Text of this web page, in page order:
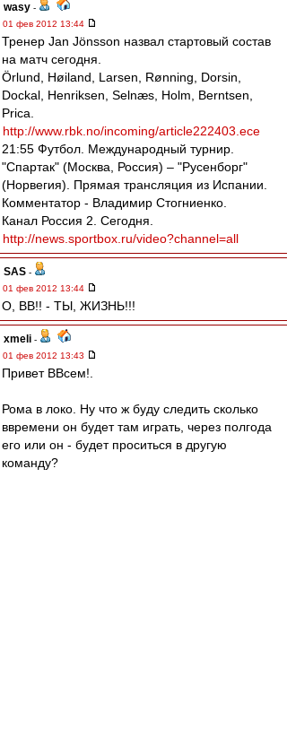
wasy -
01 фев 2012 13:44
Тренер Jan Jönsson назвал стартовый состав
на матч сегодня.
Örlund, Høiland, Larsen, Rønning, Dorsin,
Dockal, Henriksen, Selnæs, Holm, Berntsen,
Prica.
http://www.rbk.no/incoming/article222403.ece
21:55 Футбол. Международный турнир.
"Спартак" (Москва, Россия) – "Русенборг"
(Норвегия). Прямая трансляция из Испании.
Комментатор - Владимир Стогниенко.
Канал Россия 2. Сегодня.
http://news.sportbox.ru/video?channel=all
SAS -
01 фев 2012 13:44
О, ВВ!! - ТЫ, ЖИЗНЬ!!!
xmeli -
01 фев 2012 13:43
Привет ВВсем!.
Рома в локо. Ну что ж буду следить сколько
ввремени он будет там играть, через полгода
его или он - будет проситься в другую
команду?